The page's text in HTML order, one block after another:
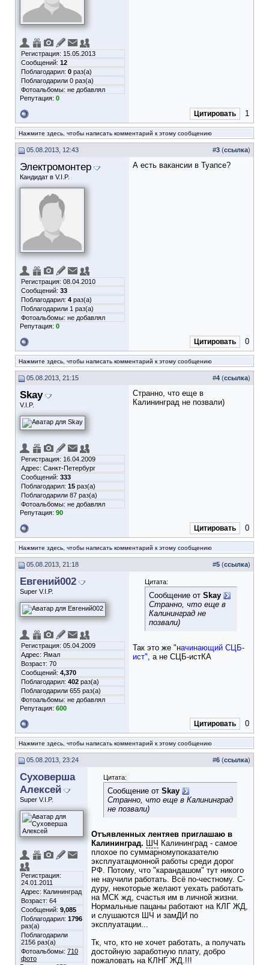
Регистрация: 15.05.2013
Сообщений: 12
Поблагодарил: 0 раз(а)
Поблагодарили 0 раз(а)
Фотоальбомы: не добавлял
Репутация: 0
Цитировать 1
Нажмите здесь, чтобы написать комментарий к этому сообщению
05.08.2013, 12:43 #3 (ссылка)
Электромонтер
Кандидат в V.I.P.
Регистрация: 08.04.2010
Сообщений: 33
Поблагодарил: 4 раз(а)
Поблагодарили 1 раз(а)
Фотоальбомы: не добавлял
Репутация: 0
А есть вакансии в Туапсе?
Цитировать 0
Нажмите здесь, чтобы написать комментарий к этому сообщению
05.08.2013, 21:15 #4 (ссылка)
Skay
V.I.P.
Регистрация: 16.04.2009
Адрес: Санкт-Петербург
Сообщений: 333
Поблагодарил: 15 раз(а)
Поблагодарили 87 раз(а)
Фотоальбомы: не добавлял
Репутация: 90
Странно, что еще в
Калининград не позвали)
Цитировать 0
Нажмите здесь, чтобы написать комментарий к этому сообщению
05.08.2013, 21:18 #5 (ссылка)
Евгений002
Super V.I.P.
Регистрация: 05.04.2009
Адрес: Ямал
Возраст: 70
Сообщений: 4,370
Поблагодарил: 402 раз(а)
Поблагодарили 655 раз(а)
Фотоальбомы: не добавлял
Репутация: 600
Цитата:
Сообщение от Skay
Странно, что еще в
Калининград не
позвали)
Так это же "начинающий СЦБ-
ист", а не СЦБ-истКА
Цитировать 0
Нажмите здесь, чтобы написать комментарий к этому сообщению
05.08.2013, 23:24 #6 (ссылка)
Суховерша
Алексей
Super V.I.P.
Регистрация:
24.01.2011
Адрес: Калининград
Возраст: 64
Сообщений: 9,085
Поблагодарил: 1796
раз(а)
Поблагодарили
2156 раз(а)
Фотоальбомы: 710
фото
Цитата:
Сообщение от Skay
Странно, что еще в Калининград
не позвали)
Отъявленных лентяев приглашаю в
Калининград. ШЧ Калининград - самое
плохое по суммарномупоказателю
эксплуатацмонной работы среди дорог
РФ. Потому, что "карандашом" тут никого
не научили работать. Всё по-честному. С-
дуру, некоторые желают уехать работать
на МСК жд, счастья им в личной жизни.
Нормальные пацаны работают на КЛГ ЖД,
и слушаются ШЧ и замДИ по
эксплуатации...
Тк, что, кто не хочет работать, а получать
достойную заработную плату, добро
пожаловать на КЛНГ ЖД.!!!